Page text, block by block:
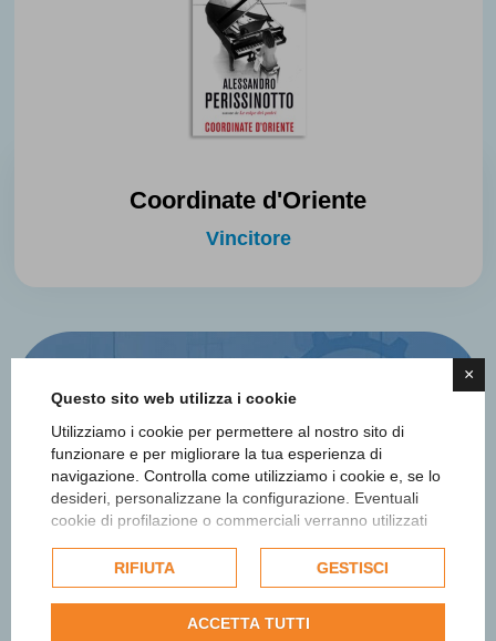
×
Questo sito web utilizza i cookie
Utilizziamo i cookie per permettere al nostro sito di
funzionare e per migliorare la tua esperienza di
navigazione. Controlla come utilizziamo i cookie e, se lo
desideri, personalizzane la configurazione. Eventuali
cookie di profilazione o commerciali verranno utilizzati
dell'utente e, se consentito, potrebbero essere utilizzati
per personalizzare gli annunci pubblicitari. Per ulteriori
informazioni su come Google utilizza i dati raccolti,
politica sulla privacy di Google
RIFIUTA GESTISCI
ACCETTA TUTTI
Coordinate d'Oriente
Vincitore
Iscriviti alla newsletter
Ottieni informazioni e aggiornamenti
sul Premio